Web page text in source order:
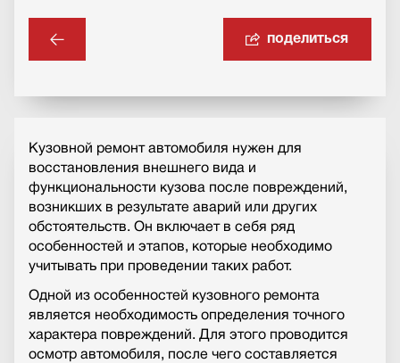
поделиться
Кузовной ремонт автомобиля нужен для
восстановления внешнего вида и
функциональности кузова после повреждений,
возникших в результате аварий или других
обстоятельств. Он включает в себя ряд
особенностей и этапов, которые необходимо
учитывать при проведении таких работ.
Одной из особенностей кузовного ремонта
является необходимость определения точного
характера повреждений. Для этого проводится
осмотр автомобиля, после чего составляется